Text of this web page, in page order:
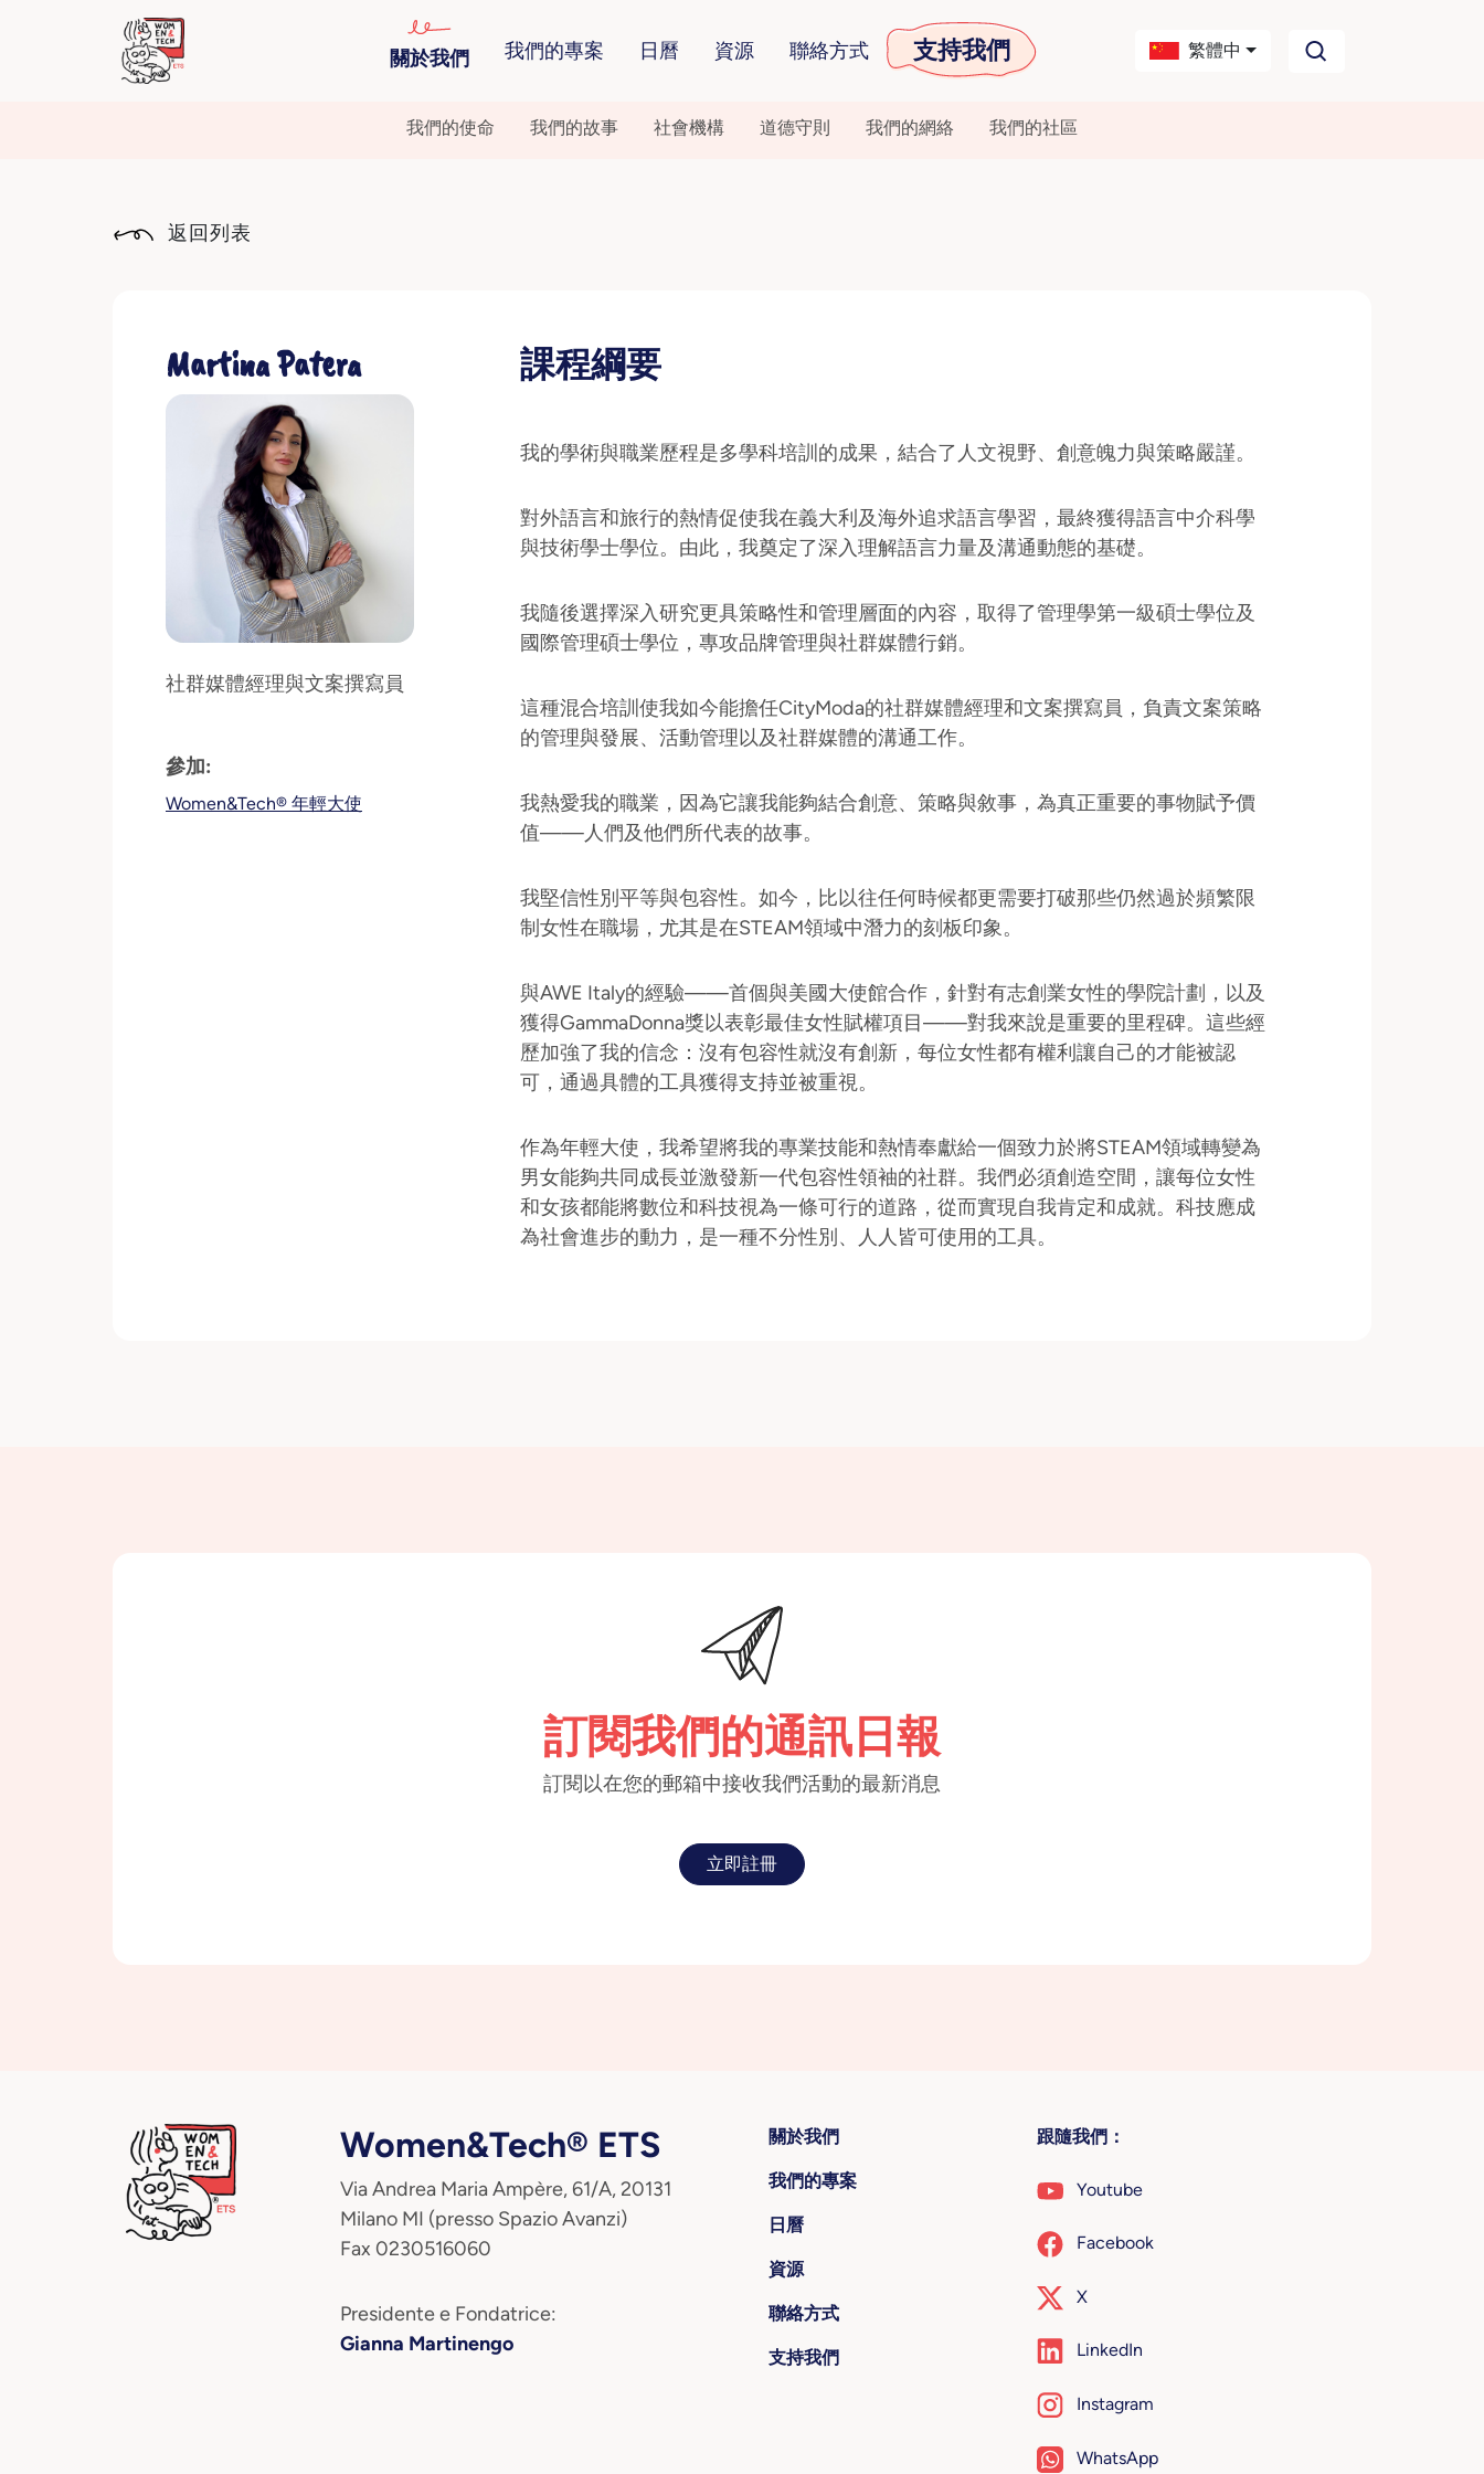
關於我們 我們的專案 日曆 資源 聯絡方式 支持我們 繁體中
我們的使命 我們的故事 社會機構 道德守則 我們的網絡 我們的社區
返回列表
Martina Patera
社群媒體經理與文案撰寫員
參加:
Women&Tech® 年輕大使
課程綱要
我的學術與職業歷程是多學科培訓的成果，結合了人文視野、創意魄力與策略嚴謹。
對外語言和旅行的熱情促使我在義大利及海外追求語言學習，最終獲得語言中介科學
與技術學士學位。由此，我奠定了深入理解語言力量及溝通動態的基礎。
我隨後選擇深入研究更具策略性和管理層面的內容，取得了管理學第一級碩士學位及
國際管理碩士學位，專攻品牌管理與社群媒體行銷。
這種混合培訓使我如今能擔任CityModa的社群媒體經理和文案撰寫員，負責文案策略
的管理與發展、活動管理以及社群媒體的溝通工作。
我熱愛我的職業，因為它讓我能夠結合創意、策略與敘事，為真正重要的事物賦予價
值——人們及他們所代表的故事。
我堅信性別平等與包容性。如今，比以往任何時候都更需要打破那些仍然過於頻繁限
制女性在職場，尤其是在STEAM領域中潛力的刻板印象。
與AWE Italy的經驗——首個與美國大使館合作，針對有志創業女性的學院計劃，以及
獲得GammaDonna獎以表彰最佳女性賦權項目——對我來說是重要的里程碑。這些經
歷加強了我的信念：沒有包容性就沒有創新，每位女性都有權利讓自己的才能被認
可，通過具體的工具獲得支持並被重視。
作為年輕大使，我希望將我的專業技能和熱情奉獻給一個致力於將STEAM領域轉變為
男女能夠共同成長並激發新一代包容性領袖的社群。我們必須創造空間，讓每位女性
和女孩都能將數位和科技視為一條可行的道路，從而實現自我肯定和成就。科技應成
為社會進步的動力，是一種不分性別、人人皆可使用的工具。
訂閱我們的通訊日報
訂閱以在您的郵箱中接收我們活動的最新消息
立即註冊
Women&Tech® ETS
Via Andrea Maria Ampère, 61/A, 20131
Milano MI (presso Spazio Avanzi)
Fax 0230516060
Presidente e Fondatrice:
Gianna Martinengo
關於我們
我們的專案
日曆
資源
聯絡方式
支持我們
跟隨我們：
Youtube
Facebook
X
LinkedIn
Instagram
WhatsApp